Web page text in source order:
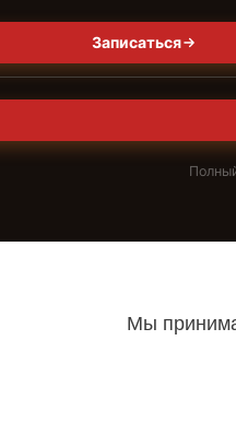
Записаться
Мы